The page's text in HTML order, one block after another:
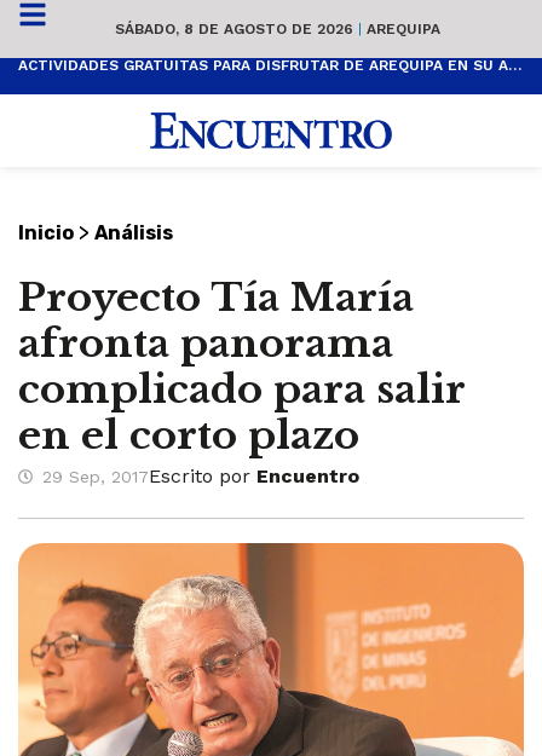
SÁBADO, 8 DE AGOSTO DE 2026 | AREQUIPA
ACTIVIDADES GRATUITAS PARA DISFRUTAR DE AREQUIPA EN SU ANIVERSARIO
Inicio > Análisis
Proyecto Tía María
afronta panorama
complicado para salir
en el corto plazo
29 Sep, 2017Escrito por Encuentro